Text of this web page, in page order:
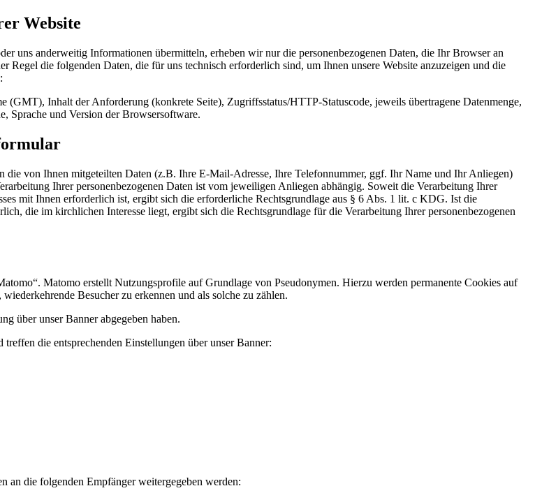
Website
uns anderweitig Informationen übermitteln, erheben wir nur die personenbezogenen Daten, die Ihr Browser an
Regel die folgenden Daten, die für uns technisch erforderlich sind, um Ihnen unsere Website anzuzeigen und die
Inhalt der Anforderung (konkrete Seite), Zugriffsstatus/HTTP-Statuscode, jeweils übertragene Datenmenge,
Sprache und Version der Browsersoftware.
von Ihnen mitgeteilten Daten (z.B. Ihre E-Mail-Adresse, Ihre Telefonnummer, ggf. Ihr Name und Ihr Anliegen)
Ihrer personenbezogenen Daten ist vom jeweiligen Anliegen abhängig. Soweit die Verarbeitung Ihrer
mit Ihnen erforderlich ist, ergibt sich die erforderliche Rechtsgrundlage aus § 6 Abs. 1 lit. c KDG. Ist die
die im kirchlichen Interesse liegt, ergibt sich die Rechtsgrundlage für die Verarbeitung Ihrer personenbezogenen
Matomo erstellt Nutzungsprofile auf Grundlage von Pseudonymen. Hierzu werden permanente Cookies auf
Besucher zu erkennen und als solche zu zählen.
über unser Banner abgegeben haben.
die entsprechenden Einstellungen über unser Banner:
an die folgenden Empfänger weitergegeben werden: